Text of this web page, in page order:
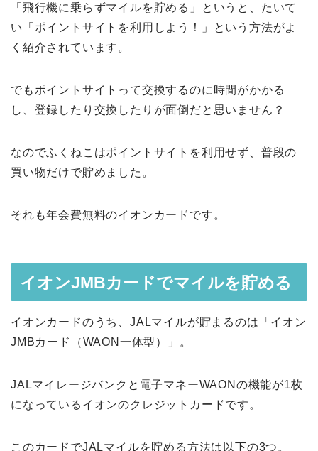
「飛行機に乗らずマイルを貯める」というと、たいて
い「ポイントサイトを利用しよう！」という方法がよ
く紹介されています。
でもポイントサイトって交換するのに時間がかかる
し、登録したり交換したりが面倒だと思いません？
なのでふくねこはポイントサイトを利用せず、普段の
買い物だけで貯めました。
それも年会費無料のイオンカードです。
イオンJMBカードでマイルを貯める
イオンカードのうち、JALマイルが貯まるのは「イオン
JMBカード（WAON一体型）」。
JALマイレージバンクと電子マネーWAONの機能が1枚
になっているイオンのクレジットカードです。
このカードでJALマイルを貯める方法は以下の3つ。